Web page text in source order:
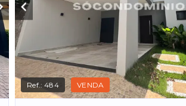
Ref.:484 VENDA